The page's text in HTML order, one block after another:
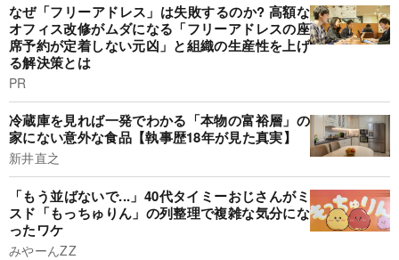
なぜ「フリーアドレス」は失敗するのか? 高額な
オフィス改修がムダになる「フリーアドレスの座
席予約が定着しない元凶」と組織の生産性を上げ
る解決策とは
PR
冷蔵庫を見れば一発でわかる「本物の富裕層」の
家にない意外な食品【執事歴18年が見た真実】
新井直之
「もう並ばないで...」40代タイミーおじさんがミ
スド「もっちゅりん」の列整理で複雑な気分にな
ったワケ
みやーんZZ